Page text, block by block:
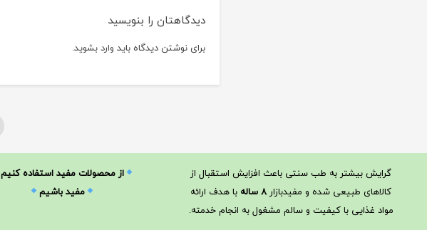
دیدگاهتان را بنویسید
برای نوشتن دیدگاه باید وارد بشوید.
گرایش بیشتر به طب سنتی باعث افزایش استقبال از
کالاهای طبیعی شده و مفیدبازار ۸ ساله
با هدف ارائه
مواد غذایی با کیفیت و سالم مشغول به انجام خدمته.
از محصولات مفید استفاده کنیم
مفید باشیم